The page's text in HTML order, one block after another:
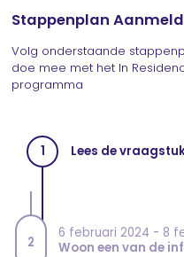
Stappenplan
Volg onderstaande
doe mee met het In
programma
1 Lees de
2
6 februari 2024 - 8
Woon een van de